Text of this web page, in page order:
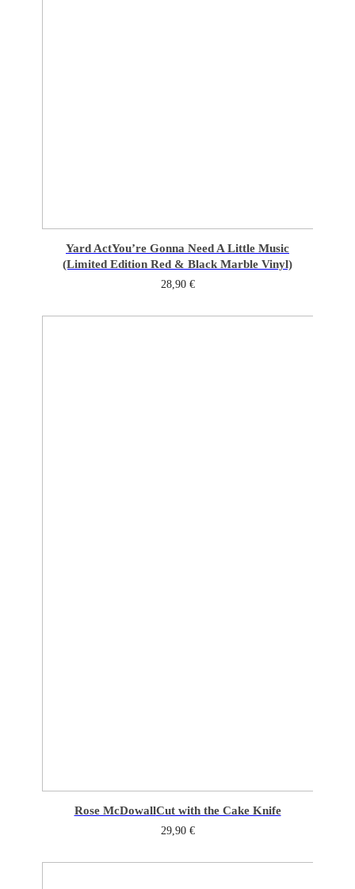
Yard ActYou’re Gonna Need A Little Music
(Limited Edition Red & Black Marble Vinyl)
28,90 €
Rose McDowallCut with the Cake Knife
29,90 €